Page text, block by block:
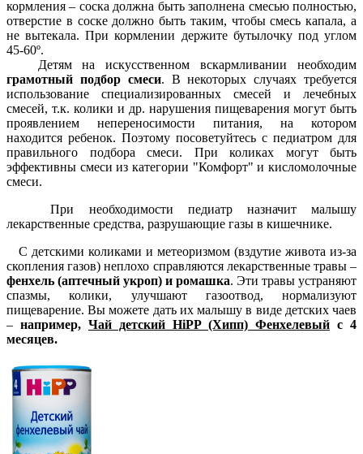
кормления – соска должна быть заполнена смесью полностью,
отверстие в соске должно быть таким, чтобы смесь капала, а
не вытекала. При кормлении держите бутылочку под углом
45-60º.
Детям на искусственном вскармливании необходим
грамотный подбор смеси. В некоторых случаях требуется
использование специализированных смесей и лечебных
смесей, т.к. колики и др. нарушения пищеварения могут быть
проявлением непереносимости питания, на котором
находится ребенок. Поэтому посоветуйтесь с педиатром для
правильного подбора смеси. При коликах могут быть
эффективны смеси из категории "Комфорт" и кисломолочные
смеси.
При необходимости педиатр назначит малышу
лекарственные средства, разрушающие газы в кишечнике.
С детскими коликами и метеоризмом (вздутие живота из-за
скопления газов) неплохо справляются лекарственные травы –
фенхель (аптечный укроп) и ромашка. Эти травы устраняют
спазмы, колики, улучшают газоотвод, нормализуют
пищеварение. Вы можете дать их малышу в виде детских чаев
– например, Чай детский HiPP (Хипп) Фенхелевый с 4
месяцев.